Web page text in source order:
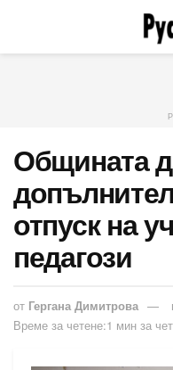
Общината
отпуск на
педагози
от Гергана Димитрова
Време за четене:1 мин за